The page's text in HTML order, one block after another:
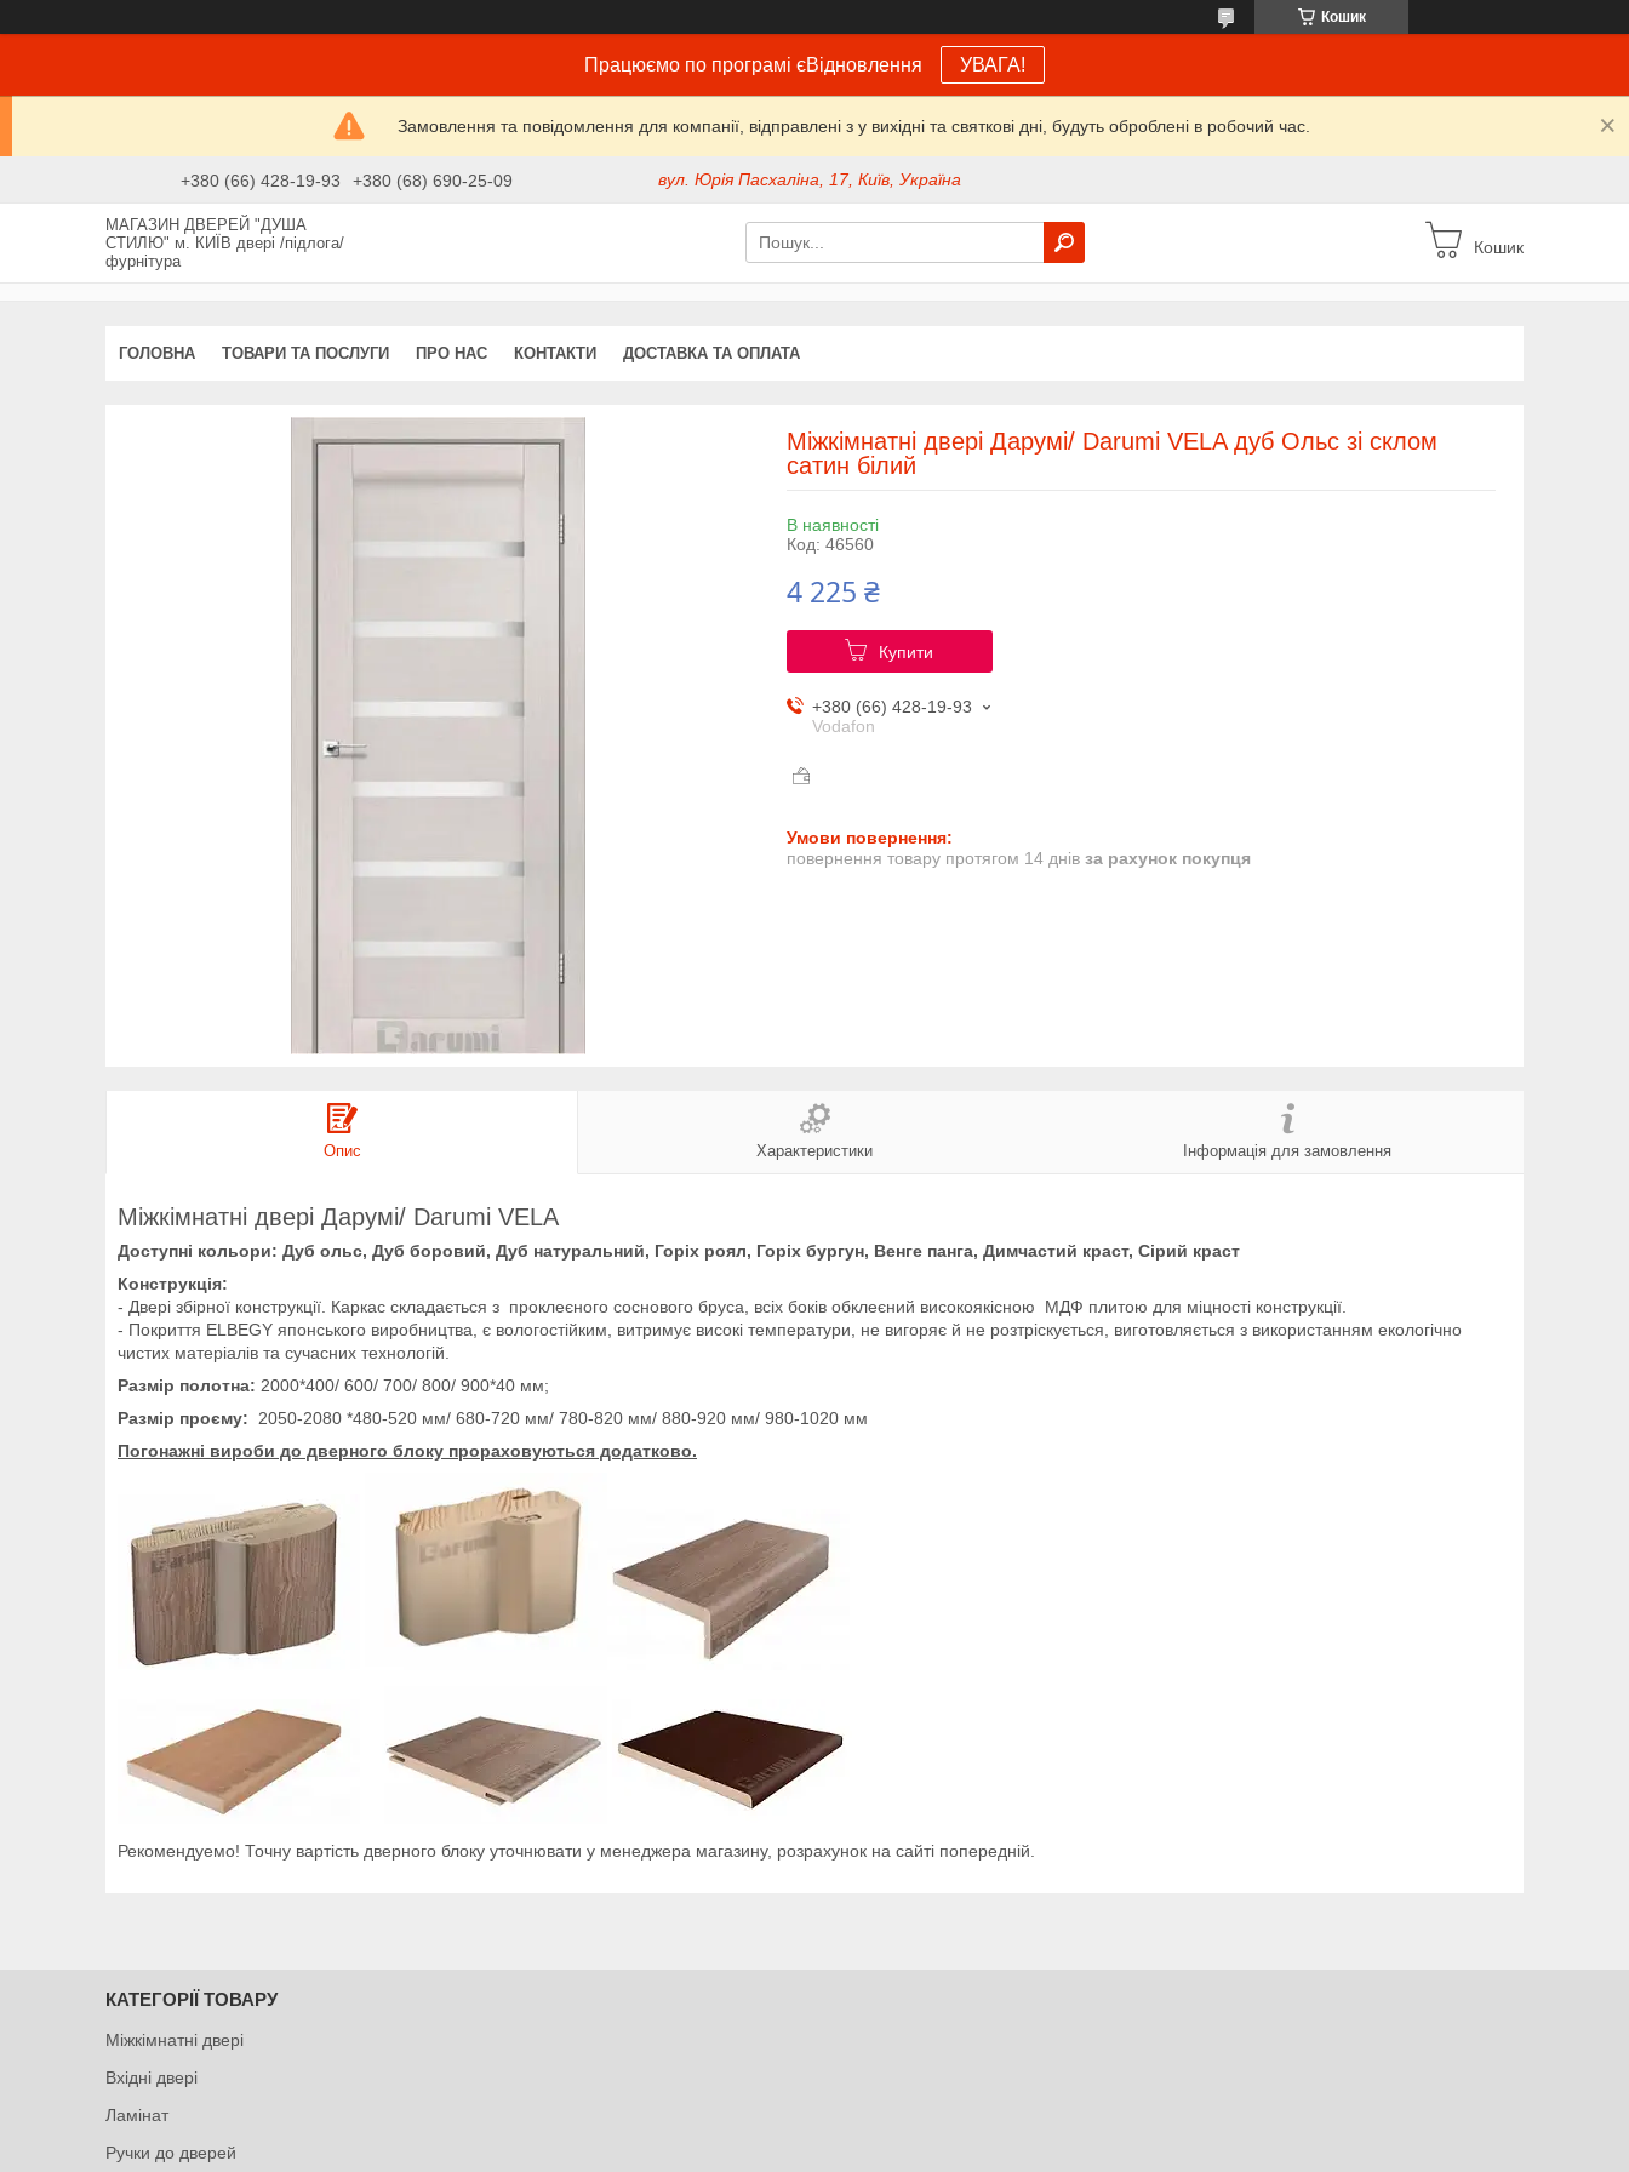
Кошик
Працюємо по програмі єВідновлення УВАГА!
Замовлення та повідомлення для компанії, відправлені з у вихідні та святкові дні, будуть оброблені в робочий час.
+380 (66) 428-19-93 +380 (68) 690-25-09 вул. Юрія Пасхаліна, 17, Київ, Україна
МАГАЗИН ДВЕРЕЙ "ДУША
СТИЛЮ" м. КИЇВ двері /підлога/
фурнітура
Кошик
ГОЛОВНА ТОВАРИ ТА ПОСЛУГИ ПРО НАС КОНТАКТИ ДОСТАВКА ТА ОПЛАТА
Міжкімнатні двері Дарумі/ Darumi VELA дуб Ольс зі склом
сатин білий
В наявності
Код: 46560
4 225 ₴
Купити
+380 (66) 428-19-93
Vodafon
повернення товару протягом 14 днів за рахунок покупця
Опис Характеристики Інформація для замовлення
Міжкімнатні двері Дарумі/ Darumi VELA
Доступні кольори: Дуб ольс, Дуб боровий, Дуб натуральний, Горіх роял, Горіх бургун, Венге панга, Димчастий краст, Сірий краст
Конструкція:
- Двері збірної конструкції. Каркас складається з проклеєного соснового бруса, всіх боків обклеєний високоякісною МДФ плитою для міцності конструкції.
- Покриття ELBEGY японського виробництва, є вологостійким, витримує високі температури, не вигоряє й не розтріскується, виготовляється з використанням екологічно
чистих матеріалів та сучасних технологій.
Размір полотна: 2000*400/ 600/ 700/ 800/ 900*40 мм;
Размір проєму: 2050-2080 *480-520 мм/ 680-720 мм/ 780-820 мм/ 880-920 мм/ 980-1020 мм
Погонажні вироби до дверного блоку прораховуються додатково.
Рекомендуемо! Точну вартість дверного блоку уточнювати у менеджера магазину, розрахунок на сайті попередній.
КАТЕГОРІЇ ТОВАРУ
Міжкімнатні двері
Вхідні двері
Ламінат
Ручки до дверей